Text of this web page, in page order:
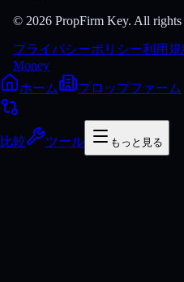
© 2026 PropFirm Key. All rights
プライバシーポリシー利用規
Money
ホーム
プロップファーム
比較 ツール もっと見る